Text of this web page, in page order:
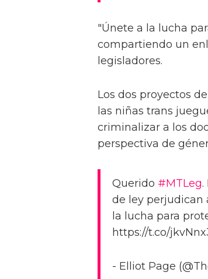
"Únete a la lucha
compartiendo un
legisladores.
Los dos proyectos
las niñas trans
criminalizar a los
perspectiva de
Querido #MTLeg.
de ley perjudican
la lucha para
https://t.co/
- Elliot Page